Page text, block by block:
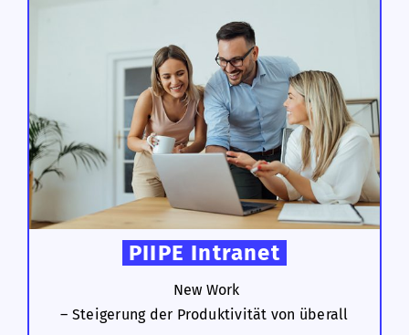
PIIPE Intranet
New Work
– Steigerung der Produktivität von überall